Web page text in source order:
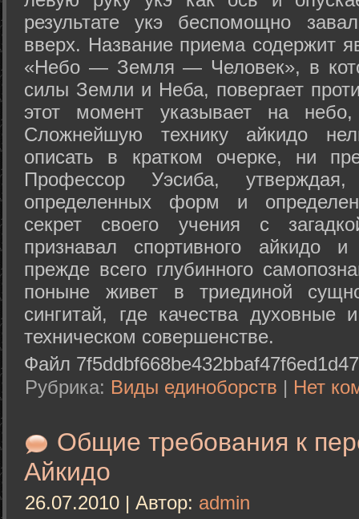
результате укэ беспомощно
вверх. Название приема содержит
«Небо — Земля — Человек», в
силы Земли и Неба, повергает
этот момент указывает на
Сложнейшую технику айкидо
описать в кратком очерке, ни
Профессор Уэсиба,
определенных форм и
секрет своего учения с
признавал спортивного айкидо
прежде всего глубинного
поныне живет в триединой
сингитай, где качества духовные
техническом совершенстве.
Файл
Рубрика: Виды единоборств | Нет
Общие требования к
Айкидо
26.07.2010 | Автор: admin